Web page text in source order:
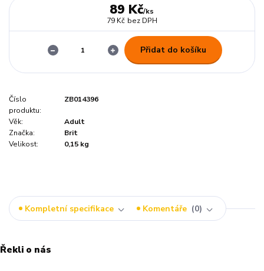
89 Kč/ks
79 Kč bez DPH
Přidat do košíku
Číslo
produktu:
ZB014396
Věk:
Adult
Značka:
Brit
Velikost:
0,15 kg
Kompletní specifikace Komentáře 0
Řekli o nás